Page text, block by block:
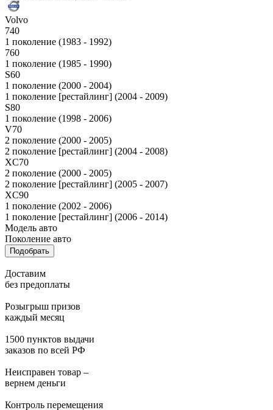
Volvo
740
1 поколение (1983 - 1992)
760
1 поколение (1985 - 1990)
S60
1 поколение (2000 - 2004)
1 поколение [рестайлинг] (2004 - 2009)
S80
1 поколение (1998 - 2006)
V70
2 поколение (2000 - 2005)
2 поколение [рестайлинг] (2004 - 2008)
XC70
2 поколение (2000 - 2005)
2 поколение [рестайлинг] (2005 - 2007)
XC90
1 поколение (2002 - 2006)
1 поколение [рестайлинг] (2006 - 2014)
Модель авто
Поколение авто
Подобрать
Доставим
без предоплаты
Розыгрыш призов
каждый месяц
1500 пунктов выдачи
заказов по всей РФ
Неисправен товар –
вернем деньги
Контроль перемещения